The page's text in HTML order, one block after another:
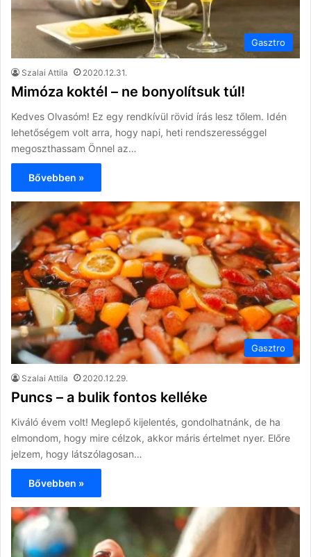
Gasztro
Szalai Attila 2020.12.31.
Mimóza koktél – ne bonyolítsuk túl!
Kedves Olvasóm! Ez egy rendkívül rövid írás lesz tőlem. Idén
lehetőségem volt arra, hogy napi, heti rendszerességgel
megoszthassam Önnel az…
Bővebben »
Gasztro
Szalai Attila 2020.12.29.
Puncs – a bulik fontos kelléke
Kiváló évem volt! Meglepő kijelentés, gondolhatnánk, de ha
elmondom, hogy mire célzok, akkor máris értelmet nyer. Előre
jelzem, hogy látszólagosan…
Bővebben »